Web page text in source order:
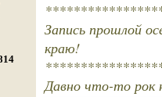
Запись прошлой
краю!
Давно что-то рок